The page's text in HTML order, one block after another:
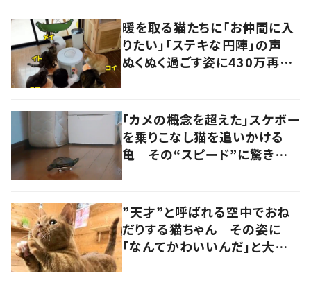
暖を取る猫たちに「お仲間に入
りたい」「ステキな円陣」の声
ぬくぬく過ごす姿に430万再生
「カメの概念を超えた」スケボー
を乗りこなし猫を追いかける
亀 その“スピード”に驚きの
”天才”と呼ばれる空中でおね
だりする猫ちゃん その姿に
「なんてかわいいんだ」と大絶